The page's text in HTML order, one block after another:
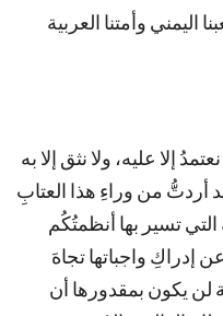
اليمني وأمتنا العربية
إلا عليه، ولا نثق إلا به
أردتُّ من وراءِ هذا العتابِ
التي تسير بها أنظمتُكُم
إدراكِ واجباتها تجاهَ
لن يكون بمقدورها أن